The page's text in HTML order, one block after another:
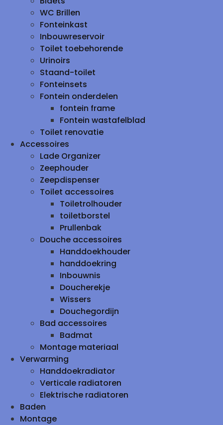
WC Brillen
Fonteinkast
Inbouwreservoir
Toilet toebehorende
Urinoirs
Staand-toilet
Fonteinsets
Fontein onderdelen
fontein frame
Fontein wastafelblad
Toilet renovatie
Accessoires
Lade Organizer
Zeephouder
Zeepdispenser
Toilet accessoires
Toiletrolhouder
toiletborstel
Prullenbak
Douche accessoires
Handdoekhouder
handdoekring
Inbouwnis
Doucherekje
Wissers
Douchegordijn
Bad accessoires
Badmat
Montage materiaal
Verwarming
Handdoekradiator
Verticale radiatoren
Elektrische radiatoren
Baden
Montage